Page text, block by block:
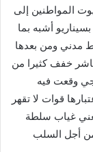
المواطنين إلى
أشبه بما
مدني ومن بعدها
خفف كثيرا من
وقعت فيه
قوات لا تقهر
غياب سلطة
من أجل السلب